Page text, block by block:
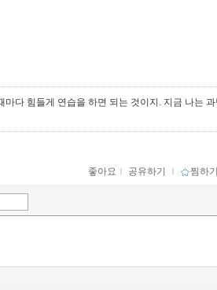
마다 힘들게 연습을 하면 되는 것이지. 지금 나는
좋아요 ｌ 공유하기 ｌ 찜하기